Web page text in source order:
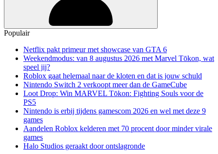
Populair
Netflix pakt primeur met showcase van GTA 6
Weekendmodus: van 8 augustus 2026 met Marvel Tōkon, wat
speel jij?
Roblox gaat helemaal naar de kloten en dat is jouw schuld
Nintendo Switch 2 verkoopt meer dan de GameCube
Loot Drop: Win MARVEL Tōkon: Fighting Souls voor de
PS5
Nintendo is erbij tijdens gamescom 2026 en wel met deze 9
games
Aandelen Roblox kelderen met 70 procent door minder virale
games
Halo Studios geraakt door ontslagronde